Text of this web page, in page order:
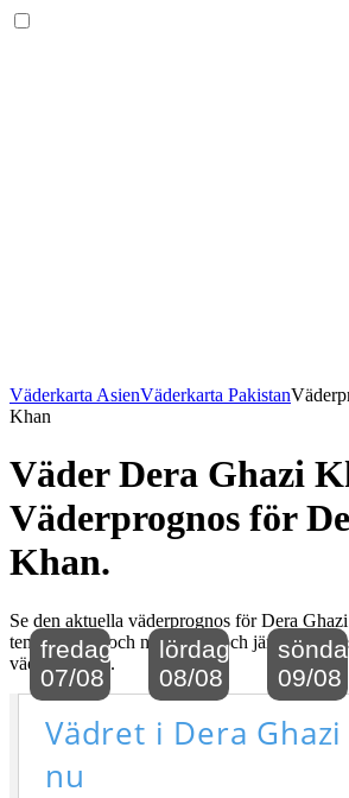
Väderkarta AsienVäderkarta Pakistan
Khan
Väder Dera Ghazi
Väderprognos för
Khan.
Se den aktuella väderprognos för Dera
temperaturer och nederbörd och jämför det
vädret just nu.
Vädret i Dera
nu
fredag
07/08
lördag
08/08
09/08